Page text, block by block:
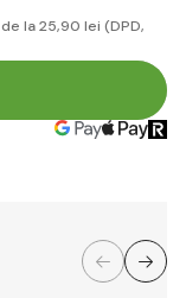
de la 25,90 lei (DPD,